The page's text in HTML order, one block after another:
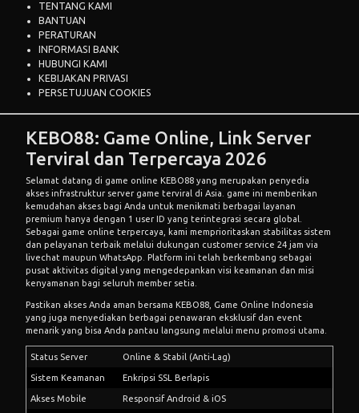
TENTANG KAMI
BANTUAN
PERATURAN
INFORMASI BANK
HUBUNGI KAMI
KEBIJAKAN PRIVASI
PERSETUJUAN COOKIES
KEBO88: Game Online, Link Server
Terviral dan Terpercaya 2026
Selamat datang di game online KEBO88 yang merupakan penyedia
akses infrastruktur server game terviral di Asia. game ini memberikan
kemudahan akses bagi Anda untuk menikmati berbagai layanan
premium hanya dengan 1 user ID yang terintegrasi secara global.
Sebagai game online terpercaya, kami memprioritaskan stabilitas sistem
dan pelayanan terbaik melalui dukungan customer service 24 jam via
livechat maupun WhatsApp. Platform ini telah berkembang sebagai
pusat aktivitas digital yang mengedepankan visi keamanan dan misi
kenyamanan bagi seluruh member setia.
Pastikan akses Anda aman bersama KEBO88, Game Online Indonesia
yang juga menyediakan berbagai penawaran eksklusif dan event
menarik yang bisa Anda pantau langsung melalui menu promosi utama.
Status Server Online & Stabil (Anti-Lag)
Sistem Keamanan Enkripsi SSL Berlapis
Akses Mobile Responsif Android & iOS